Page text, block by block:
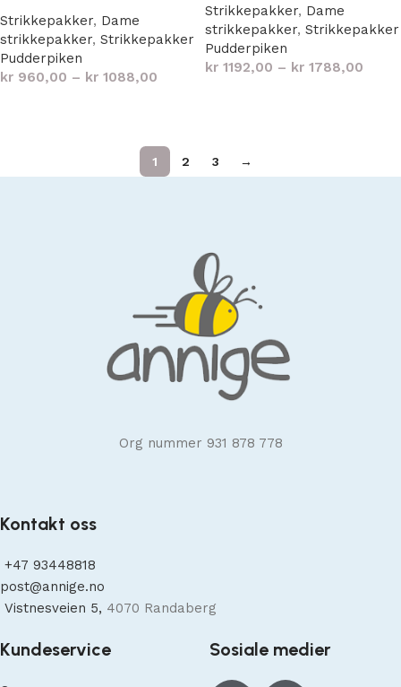
Strikkepakker, Dame
strikkepakker, Strikkepakker
Pudderpiken
kr 960,00 – kr 1088,00
Strikkepakker, Dame
strikkepakker, Strikkepakker
Pudderpiken
kr 1192,00 – kr 1788,00
1 2 3 →
Org nummer 931 878 778
Kontakt oss
+47 93448818
post@annige.no
Vistnesveien 5, 4070 Randaberg
Kundeservice Sosiale medier